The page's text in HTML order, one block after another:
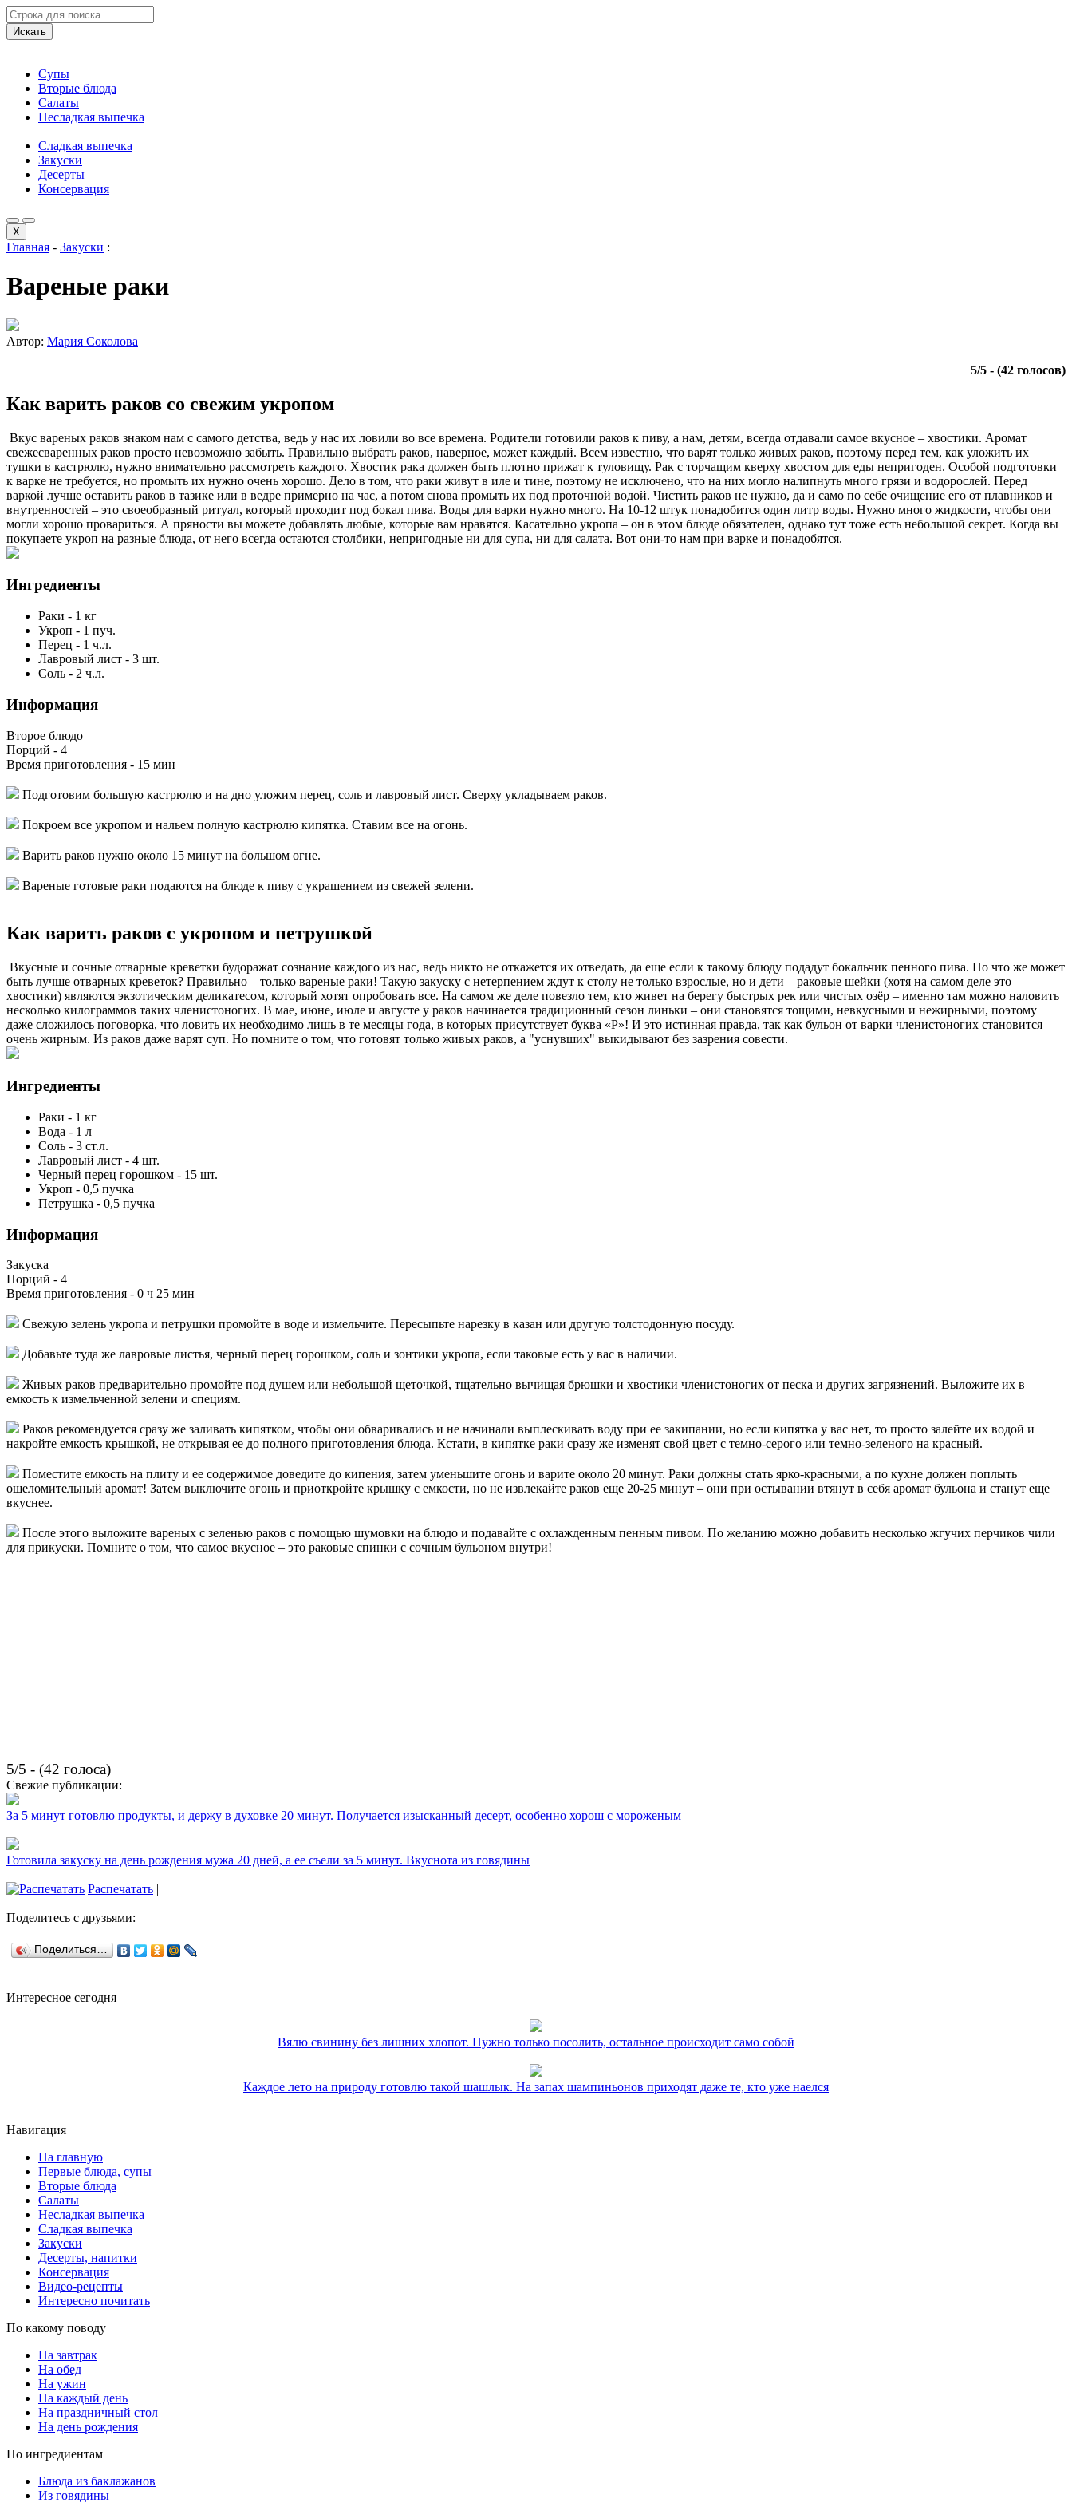
Искать
Супы
Вторые блюда
Салаты
Несладкая выпечка
Сладкая выпечка
Закуски
Десерты
Консервация
X
Главная - Закуски :
Вареные раки
Автор: Мария Соколова
5/5 - (42 голосов)
Как варить раков со свежим укропом
Вкус вареных раков знаком нам с самого детства, ведь у нас их ловили во все времена. Родители готовили раков к пиву, а нам, детям, всегда отдавали самое вкусное – хвостики. Аромат
свежесваренных раков просто невозможно забыть. Правильно выбрать раков, наверное, может каждый. Всем известно, что варят только живых раков, поэтому перед тем, как уложить их
тушки в кастрюлю, нужно внимательно рассмотреть каждого. Хвостик рака должен быть плотно прижат к туловищу. Рак с торчащим кверху хвостом для еды непригоден. Особой подготовки
к варке не требуется, но промыть их нужно очень хорошо. Дело в том, что раки живут в иле и тине, поэтому не исключено, что на них могло налипнуть много грязи и водорослей. Перед
варкой лучше оставить раков в тазике или в ведре примерно на час, а потом снова промыть их под проточной водой. Чистить раков не нужно, да и само по себе очищение его от плавников и
внутренностей – это своеобразный ритуал, который проходит под бокал пива. Воды для варки нужно много. На 10-12 штук понадобится один литр воды. Нужно много жидкости, чтобы они
могли хорошо провариться. А пряности вы можете добавлять любые, которые вам нравятся. Касательно укропа – он в этом блюде обязателен, однако тут тоже есть небольшой секрет. Когда вы
покупаете укроп на разные блюда, от него всегда остаются столбики, непригодные ни для супа, ни для салата. Вот они-то нам при варке и понадобятся.
Ингредиенты
Раки - 1 кг
Укроп - 1 пуч.
Перец - 1 ч.л.
Лавровый лист - 3 шт.
Соль - 2 ч.л.
Информация
Второе блюдо
Порций - 4
Время приготовления - 15 мин
Подготовим большую кастрюлю и на дно уложим перец, соль и лавровый лист. Сверху укладываем раков.
Покроем все укропом и нальем полную кастрюлю кипятка. Ставим все на огонь.
Варить раков нужно около 15 минут на большом огне.
Вареные готовые раки подаются на блюде к пиву с украшением из свежей зелени.
Как варить раков с укропом и петрушкой
Вкусные и сочные отварные креветки будоражат сознание каждого из нас, ведь никто не откажется их отведать, да еще если к такому блюду подадут бокальчик пенного пива. Но что же может
быть лучше отварных креветок? Правильно – только вареные раки! Такую закуску с нетерпением ждут к столу не только взрослые, но и дети – раковые шейки (хотя на самом деле это
хвостики) являются экзотическим деликатесом, который хотят опробовать все. На самом же деле повезло тем, кто живет на берегу быстрых рек или чистых озёр – именно там можно наловить
несколько килограммов таких членистоногих. В мае, июне, июле и августе у раков начинается традиционный сезон линьки – они становятся тощими, невкусными и нежирными, поэтому
даже сложилось поговорка, что ловить их необходимо лишь в те месяцы года, в которых присутствует буква «Р»! И это истинная правда, так как бульон от варки членистоногих становится
очень жирным. Из раков даже варят суп. Но помните о том, что готовят только живых раков, а "уснувших" выкидывают без зазрения совести.
Ингредиенты
Раки - 1 кг
Вода - 1 л
Соль - 3 ст.л.
Лавровый лист - 4 шт.
Черный перец горошком - 15 шт.
Укроп - 0,5 пучка
Петрушка - 0,5 пучка
Информация
Закуска
Порций - 4
Время приготовления - 0 ч 25 мин
Свежую зелень укропа и петрушки промойте в воде и измельчите. Пересыпьте нарезку в казан или другую толстодонную посуду.
Добавьте туда же лавровые листья, черный перец горошком, соль и зонтики укропа, если таковые есть у вас в наличии.
Живых раков предварительно промойте под душем или небольшой щеточкой, тщательно вычищая брюшки и хвостики членистоногих от песка и других загрязнений. Выложите их в
емкость к измельченной зелени и специям.
Раков рекомендуется сразу же заливать кипятком, чтобы они обваривались и не начинали выплескивать воду при ее закипании, но если кипятка у вас нет, то просто залейте их водой и
накройте емкость крышкой, не открывая ее до полного приготовления блюда. Кстати, в кипятке раки сразу же изменят свой цвет с темно-серого или темно-зеленого на красный.
Поместите емкость на плиту и ее содержимое доведите до кипения, затем уменьшите огонь и варите около 20 минут. Раки должны стать ярко-красными, а по кухне должен поплыть
ошеломительный аромат! Затем выключите огонь и приоткройте крышку с емкости, но не извлекайте раков еще 20-25 минут – они при остывании втянут в себя аромат бульона и станут еще
вкуснее.
После этого выложите вареных с зеленью раков с помощью шумовки на блюдо и подавайте с охлажденным пенным пивом. По желанию можно добавить несколько жгучих перчиков чили
для прикуски. Помните о том, что самое вкусное – это раковые спинки с сочным бульоном внутри!
5/5 - (42 голоса)
Свежие публикации:
За 5 минут готовлю продукты, и держу в духовке 20 минут. Получается изысканный десерт, особенно хорош с мороженым
Готовила закуску на день рождения мужа 20 дней, а ее съели за 5 минут. Вкуснота из говядины
Распечатать |
Поделитесь с друзьями:
Поделиться…
Интересное сегодня
Вялю свинину без лишних хлопот. Нужно только посолить, остальное происходит само собой
Каждое лето на природу готовлю такой шашлык. На запах шампиньонов приходят даже те, кто уже наелся
Навигация
На главную
Первые блюда, супы
Вторые блюда
Салаты
Несладкая выпечка
Сладкая выпечка
Закуски
Десерты, напитки
Консервация
Видео-рецепты
Интересно почитать
По какому поводу
На завтрак
На обед
На ужин
На каждый день
На праздничный стол
На день рождения
По ингредиентам
Блюда из баклажанов
Из говядины